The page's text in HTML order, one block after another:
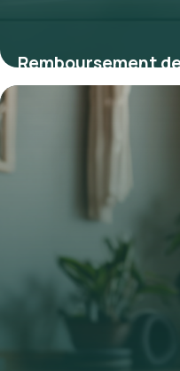
Remboursement
mutuelles en 2025